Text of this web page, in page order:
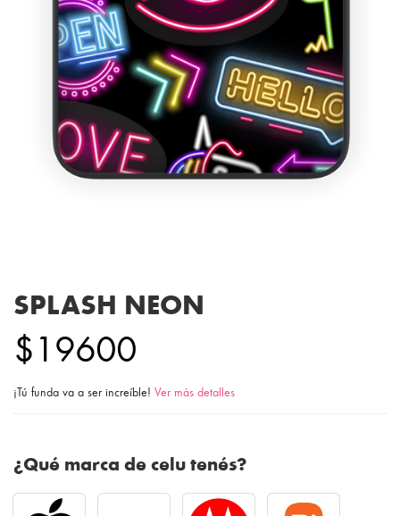
SPLASH NEON
$19600
¡Tú funda va a ser increíble! Ver más detalles
¿Qué marca de celu tenés?